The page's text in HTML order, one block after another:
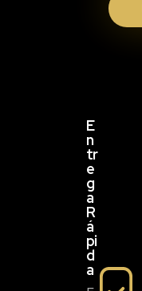
E
N
Tr
E
G
A
R
Á
Pi
D
A